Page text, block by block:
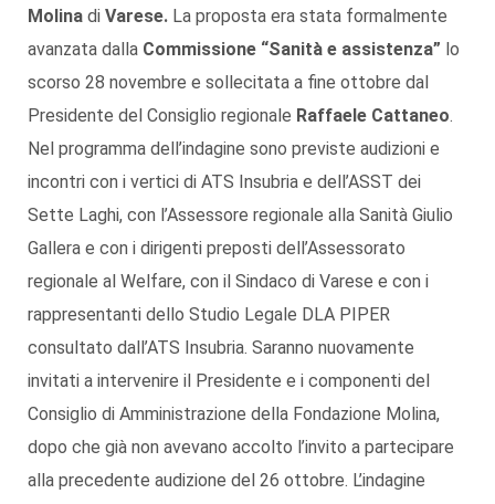
Molina di Varese. La proposta era stata formalmente
avanzata dalla Commissione “Sanità e assistenza” lo
scorso 28 novembre e sollecitata a fine ottobre dal
Presidente del Consiglio regionale Raffaele Cattaneo.
Nel programma dell’indagine sono previste audizioni e
incontri con i vertici di ATS Insubria e dell’ASST dei
Sette Laghi, con l’Assessore regionale alla Sanità Giulio
Gallera e con i dirigenti preposti dell’Assessorato
regionale al Welfare, con il Sindaco di Varese e con i
rappresentanti dello Studio Legale DLA PIPER
consultato dall’ATS Insubria. Saranno nuovamente
invitati a intervenire il Presidente e i componenti del
Consiglio di Amministrazione della Fondazione Molina,
dopo che già non avevano accolto l’invito a partecipare
alla precedente audizione del 26 ottobre. L’indagine